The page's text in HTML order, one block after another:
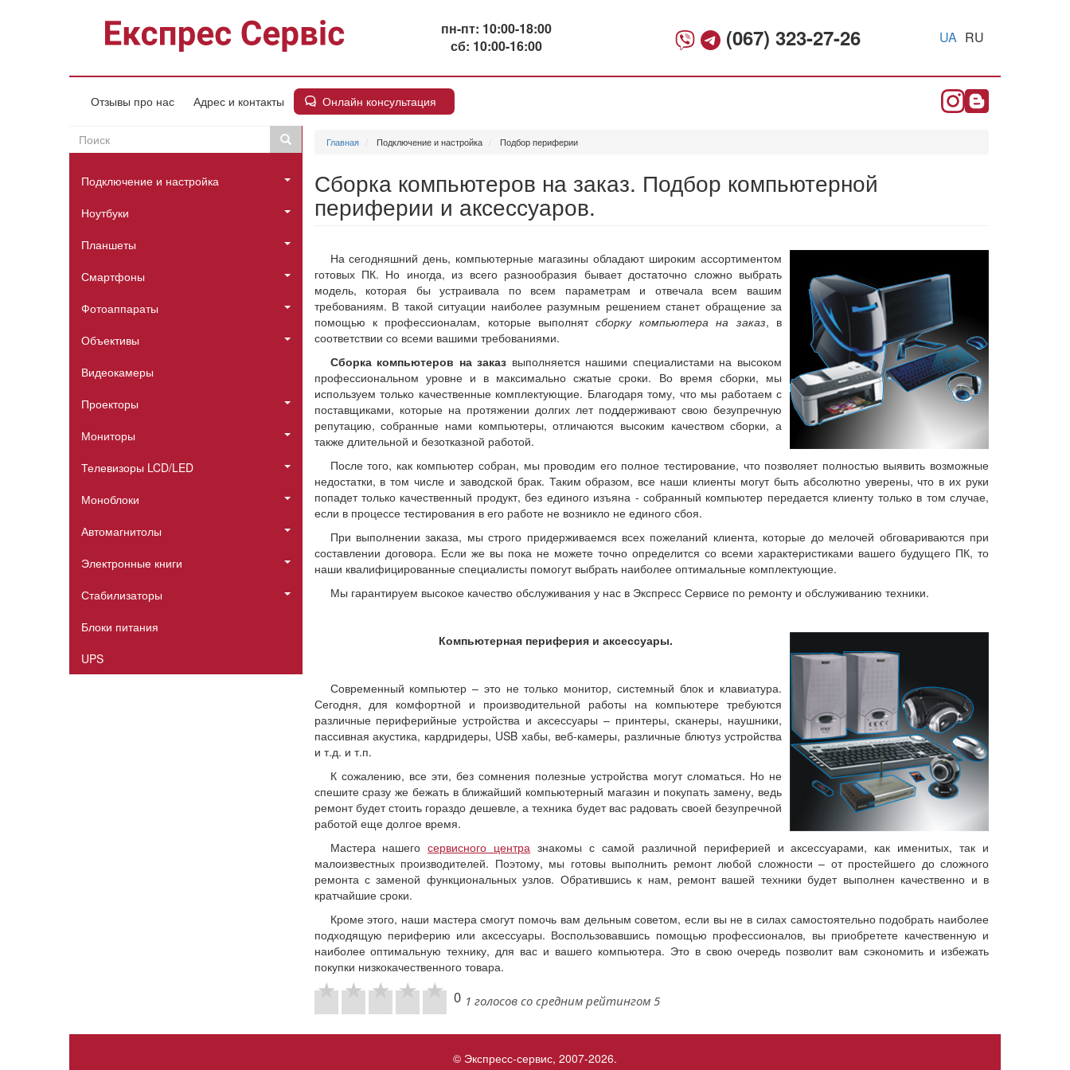
пн-пт: 10:00-18:00
сб: 10:00-16:00
(067) 323-27-26 UA RU
Отзывы про нас Адрес и контакты Онлайн консультация
Пошукова
форма
Поиск Поиск
Головне
меню
Подключение и настройка
Ноутбуки
Планшеты
Смартфоны
Фотоаппараты
Объективы
Видеокамеры
Проекторы
Мониторы
Телевизоры LCD/LED
Моноблоки
Автомагнитолы
Электронные книги
Стабилизаторы
Блоки питания
UPS
Главная Подключение и настройка Подбор периферии
Сборка компьютеров на заказ. Подбор компьютерной
периферии и аксессуаров.
На сегодняшний день, компьютерные магазины обладают широким ассортиментом
готовых ПК. Но иногда, из всего разнообразия бывает достаточно сложно выбрать
модель, которая бы устраивала по всем параметрам и отвечала всем вашим
требованиям. В такой ситуации наиболее разумным решением станет обращение за
помощью к профессионалам, которые выполнятсборку компьютера на заказ, в
соответствии со всеми вашими требованиями.
Сборка компьютеров на заказ выполняется нашими специалистами на высоком
профессиональном уровне и в максимально сжатые сроки. Во время сборки, мы
используем только качественные комплектующие. Благодаря тому, что мы работаем с
поставщиками, которые на протяжении долгих лет поддерживают свою безупречную
репутацию, собранные нами компьютеры, отличаются высоким качеством сборки, а
также длительной и безотказной работой.
После того, как компьютер собран, мы проводим его полное тестирование, что позволяет полностью выявить возможные
недостатки, в том числе и заводской брак. Таким образом, все наши клиенты могут быть абсолютно уверены, что в их руки
попадет только качественный продукт, без единого изъяна - собранный компьютер передается клиенту только в том случае,
если в процессе тестирования в его работе не возникло не единого сбоя.
При выполнении заказа, мы строго придерживаемся всех пожеланий клиента, которые до мелочей обговариваются при
составлении договора. Если же вы пока не можете точно определится со всеми характеристиками вашего будущего ПК, то
наши квалифицированные специалисты помогут выбрать наиболее оптимальные комплектующие.
Мы гарантируем высокое качество обслуживания у нас в Экспресс Сервисе по ремонту и обслуживанию техники.
Компьютерная периферия и аксессуары.
Современный компьютер – это не только монитор, системный блок и клавиатура.
Сегодня, для комфортной и производительной работы на компьютере требуются
различные периферийные устройства и аксессуары – принтеры, сканеры, наушники,
пассивная акустика, кардридеры, USB хабы, веб-камеры, различные блютуз устройства
и т.д. и т.п.
К сожалению, все эти, без сомнения полезные устройства могут сломаться. Но не
спешите сразу же бежать в ближайший компьютерный магазин и покупать замену, ведь
ремонт будет стоить гораздо дешевле, а техника будет вас радовать своей безупречной
работой еще долгое время.
Мастера нашегосервисного центра знакомы с самой различной периферией и аксессуарами, как именитых, так и
малоизвестных производителей. Поэтому, мы готовы выполнить ремонт любой сложности – от простейшего до сложного
ремонта с заменой функциональных узлов. Обратившись к нам, ремонт вашей техники будет выполнен качественно и в
кратчайшие сроки.
Кроме этого, наши мастера смогут помочь вам дельным советом, если вы не в силах самостоятельно подобрать наиболее
подходящую периферию или аксессуары. Воспользовавшись помощью профессионалов, вы приобретете качественную и
наиболее оптимальную технику, для вас и вашего компьютера. Это в свою очередь позволит вам сэкономить и избежать
покупки низкокачественного товара.
0 1 голосов со средним рейтингом 5
© Экспресс-сервис, 2007-2026.